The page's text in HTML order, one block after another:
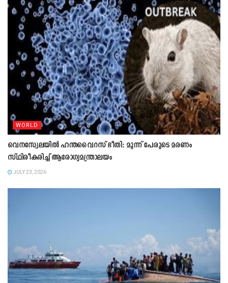
WORLD
വെനസ്വേലയിൽ ഹന്തവൈറസ് ഭീതി: മൂന്ന് പേരുടെ മരണം
സ്ഥിരീകരിച്ച് ആരോഗ്യമന്ത്രാലയം
JULY 23, 2026